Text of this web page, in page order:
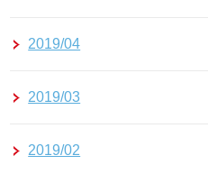
2019/04
2019/03
2019/02